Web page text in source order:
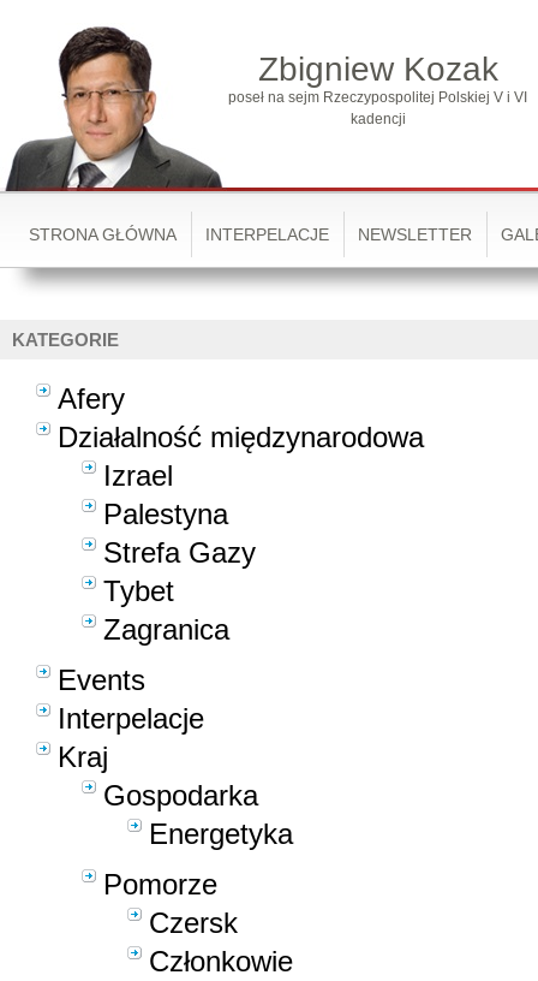
Zbigniew Kozak
poseł na sejm Rzeczypospolitej Polskiej V i VI
kadencji
STRONA GŁÓWNA INTERPELACJE NEWSLETTER
KATEGORIE
Afery
Działalność międzynarodowa
Izrael
Palestyna
Strefa Gazy
Tybet
Zagranica
Events
Interpelacje
Kraj
Gospodarka
Energetyka
Pomorze
Czersk
Członkowie